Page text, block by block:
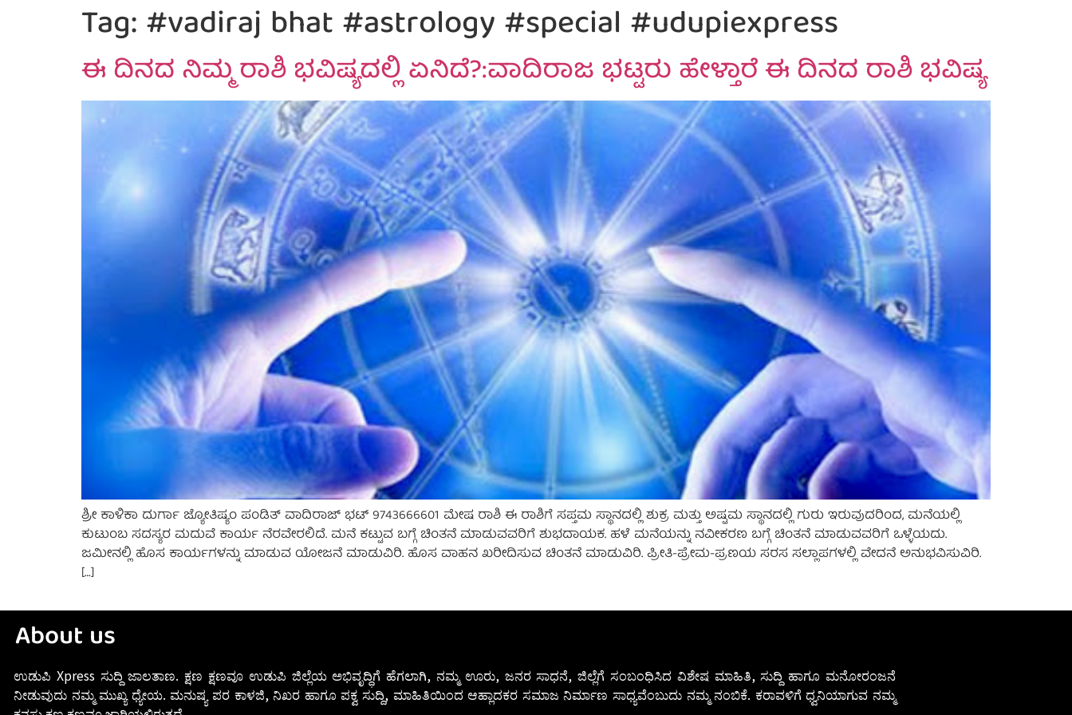
Tag:#vadiraj bhat #astrology #special #udupiexpress
ಈ ದಿನದ ನಿಮ್ಮ ರಾಶಿ ಭವಿಷ್ಯದಲ್ಲಿ ಏನಿದೆ?:ವಾದಿರಾಜ ಭಟ್ಟರು ಹೇಳ್ತಾರೆ ಈ ದಿನದ ರಾಶಿ ಭವಿಷ್ಯ
ಶ್ರೀ ಕಾಳಿಕಾ ದುರ್ಗಾ ಜ್ಯೋತಿಷ್ಯಂ ಪಂಡಿತ್ ವಾದಿರಾಜ್ ಭಟ್ 9743666601 ಮೇಷ ರಾಶಿ ಈ ರಾಶಿಗೆ ಸಪ್ತಮ ಸ್ಥಾನದಲ್ಲಿ ಶುಕ್ರ ಮತ್ತು ಅಷ್ಟಮ ಸ್ಥಾನದಲ್ಲಿ ಗುರು ಇರುವುದರಿಂದ, ಮನೆಯಲ್ಲಿ
ಕುಟುಂಬ ಸದಸ್ಯರ ಮದುವೆ ಕಾರ್ಯ ನೆರವೇರಲಿದೆ. ಮನೆ ಕಟ್ಟುವ ಬಗ್ಗೆ ಚಿಂತನೆ ಮಾಡುವವರಿಗೆ ಶುಭದಾಯಕ. ಹಳೆ ಮನೆಯನ್ನು ನವೀಕರಣ ಬಗ್ಗೆ ಚಿಂತನೆ ಮಾಡುವವರಿಗೆ ಒಳ್ಳೆಯದು.
ಜಮೀನಲ್ಲಿ ಹೊಸ ಕಾರ್ಯಗಳನ್ನು ಮಾಡುವ ಯೋಜನೆ ಮಾಡುವಿರಿ. ಹೊಸ ವಾಹನ ಖರೀದಿಸುವ ಚಿಂತನೆ ಮಾಡುವಿರಿ. ಪ್ರೀತಿ-ಪ್ರೇಮ-ಪ್ರಣಯ ಸರಸ ಸಲ್ಲಾಪಗಳಲ್ಲಿ ವೇದನೆ ಅನುಭವಿಸುವಿರಿ.
[…]
About us
ಉಡುಪಿ Xpress ಸುದ್ದಿ ಜಾಲತಾಣ. ಕ್ಷಣ ಕ್ಷಣವೂ ಉಡುಪಿ ಜಿಲ್ಲೆಯ ಅಭಿವೃದ್ಧಿಗೆ ಹೆಗಲಾಗಿ, ನಮ್ಮ ಊರು, ಜನರ ಸಾಧನೆ, ಜಿಲ್ಲೆಗೆ ಸಂಬಂಧಿಸಿದ ವಿಶೇಷ ಮಾಹಿತಿ, ಸುದ್ದಿ ಹಾಗೂ ಮನೋರಂಜನೆ
ನೀಡುವುದು ನಮ್ಮ ಮುಖ್ಯ ಧ್ಯೇಯ. ಮನುಷ್ಯ ಪರ ಕಾಳಜಿ, ನಿಖರ ಹಾಗೂ ಪಕ್ವ ಸುದ್ದಿ, ಮಾಹಿತಿಯಿಂದ ಆಹ್ಲಾದಕರ ಸಮಾಜ ನಿರ್ಮಾಣ ಸಾಧ್ಯವೆಂಬುದು ನಮ್ಮ ನಂಬಿಕೆ. ಕರಾವಳಿಗೆ ಧ್ವನಿಯಾಗುವ ನಮ್ಮ